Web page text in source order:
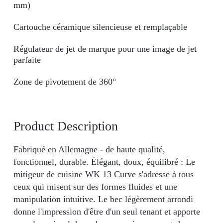
Product Description
Fabriqué en Allemagne - de haute qualité,
fonctionnel, durable. Élégant, doux, équilibré : Le
mitigeur de cuisine WK 13 Curve s'adresse à tous
ceux qui misent sur des formes fluides et une
manipulation intuitive. Le bec légèrement arrondi
donne l'impression d'être d'un seul tenant et apporte
mm)
Cartouche céramique silencieuse et remplaçable
Régulateur de jet de marque pour une image de jet
parfaite
Zone de pivotement de 360°